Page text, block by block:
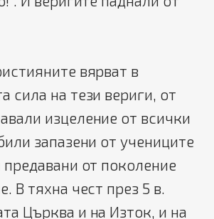
вярват в
сила на тези вериги, от
изцеление от всички
запазени от учениците
предавани от поколение
В тяхна чест през 5 в.
Църква и на Изток, и на